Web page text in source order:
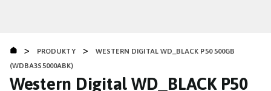
obsahu
> PRODUKTY >
WESTERN DIGITAL WD_BLACK P50 500GB
(WDBA3S5000ABK)
Western Digital WD_BLACK P50